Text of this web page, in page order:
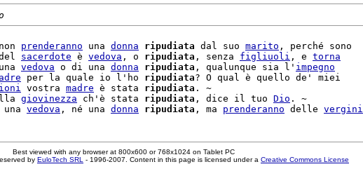
prenderanno una donna ripudiata dal suo marito , perché sono
sacerdote è vedova , o ripudiata , senza figliuoli , e torna
vedova o di una donna ripudiata , qualunque sia l' impegno
per la quale io l'ho ripudiata? O qual è quello de' miei
vostra madre è stata ripudiata . ~
giovinezza ch'è stata ripudiata , dice il tuo Dio . ~
vedova , né una donna ripudiata , ma prenderanno delle vergini
Best viewed with any browser at 800x600 or 768x1024 on Tablet PC
by EuloTech SRL - 1996-2007. Content in this page is licensed under a Creative Commons License